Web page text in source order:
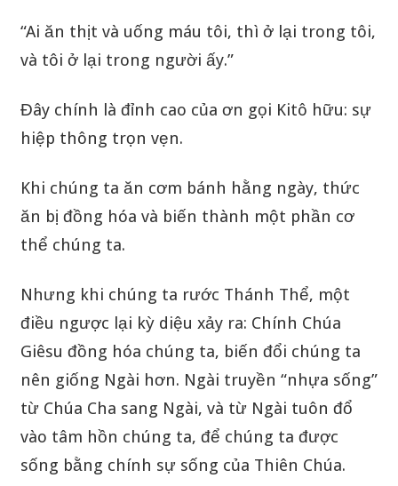
“Ai ăn thịt và uống máu tôi, thì ở lại trong tôi,
và tôi ở lại trong người ấy.”
Đây chính là đỉnh cao của ơn gọi Kitô hữu: sự
hiệp thông trọn vẹn.
Khi chúng ta ăn cơm bánh hằng ngày, thức
ăn bị đồng hóa và biến thành một phần cơ
thể chúng ta.
Nhưng khi chúng ta rước Thánh Thể, một
điều ngược lại kỳ diệu xảy ra: Chính Chúa
Giêsu đồng hóa chúng ta, biến đổi chúng ta
nên giống Ngài hơn. Ngài truyền “nhựa sống”
từ Chúa Cha sang Ngài, và từ Ngài tuôn đổ
vào tâm hồn chúng ta, để chúng ta được
sống bằng chính sự sống của Thiên Chúa.